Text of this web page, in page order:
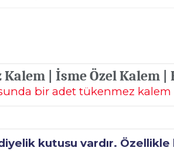
| İsme Özel Kalem
bir adet tükenmez kalem
kutusu vardır.